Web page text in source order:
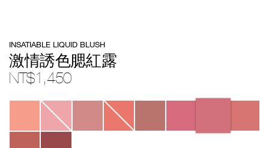
No.
194251171258
INSATIABLE LIQUID BLUSH
激情誘色腮紅露
NT$1,450
Variations